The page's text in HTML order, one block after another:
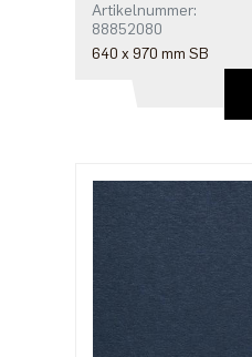
Artikelnummer:
88852080
640 x 970 mm SB